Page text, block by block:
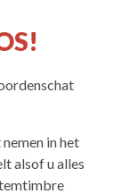
in het
alsof u alles